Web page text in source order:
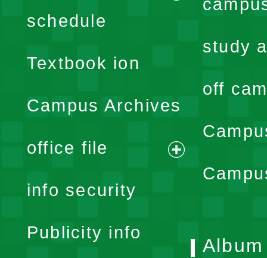
schedule
expand
menu
Textbook ion
Campus Archives
office file
expand
info security
Publicity info
study
off
Album